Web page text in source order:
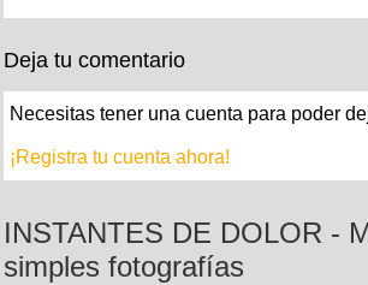
Deja tu comentario
Necesitas tener una cuenta para poder
¡Registra tu cuenta ahora!
INSTANTES DE DOLOR -
simples fotografías